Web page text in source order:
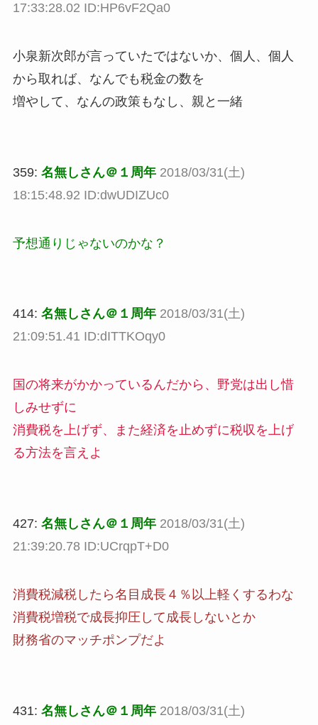
17:33:28.02 ID:HP6vF2Qa0
小泉新次郎が言っていたではないか、個人、個人
から取れば、なんでも税金の数を
増やして、なんの政策もなし、親と一緒
359: 名無しさん＠１周年 2018/03/31(土)
18:15:48.92 ID:dwUDIZUc0
予想通りじゃないのかな？
414: 名無しさん＠１周年 2018/03/31(土)
21:09:51.41 ID:dITTKOqy0
国の将来がかかっているんだから、野党は出し惜
しみせずに
消費税を上げず、また経済を止めずに税収を上げ
る方法を言えよ
427: 名無しさん＠１周年 2018/03/31(土)
21:39:20.78 ID:UCrqpT+D0
消費税減税したら名目成長４％以上軽くするわな
消費税増税で成長抑圧して成長しないとか
財務省のマッチポンプだよ
431: 名無しさん＠１周年 2018/03/31(土)